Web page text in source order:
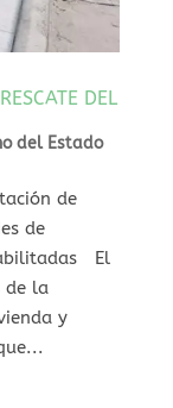
DEL
del Estado
de
de
El
de la
y